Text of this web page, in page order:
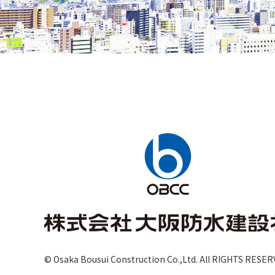
© Osaka Bousui Construction Co.,Ltd. All RIGHTS